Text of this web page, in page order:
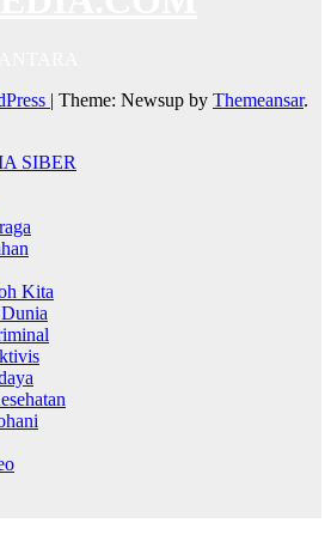
| Theme: Newsup by Themeansar.
SIBER
Kita